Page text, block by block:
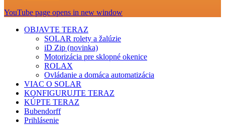
YouTube page opens in new window
OBJAVTE TERAZ
SOLAR rolety a žalúzie
iD Zip (novinka)
Motorizácia pre sklopné okenice
ROLAX
Ovládanie a domáca automatizácia
VIAC O SOLAR
KONFIGURUJTE TERAZ
KÚPTE TERAZ
Bubendorff
Prihlásenie